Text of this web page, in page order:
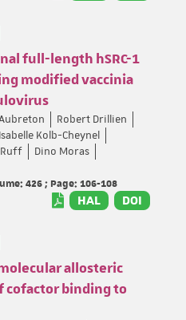
full-length hSRC-1
modified vaccinia
Robert Drillien
Isabelle Kolb-Cheynel
Dino Moras
426 ; Page: 106-108
HAL DOI
allosteric
cofactor binding to